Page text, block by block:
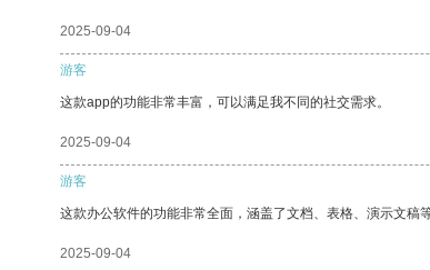
2025-09-04
游客
这款app的功能非常丰富，可以满足我不同的社交需求。
2025-09-04
游客
这款办公软件的功能非常全面，涵盖了文档、表格、演示文稿
2025-09-04